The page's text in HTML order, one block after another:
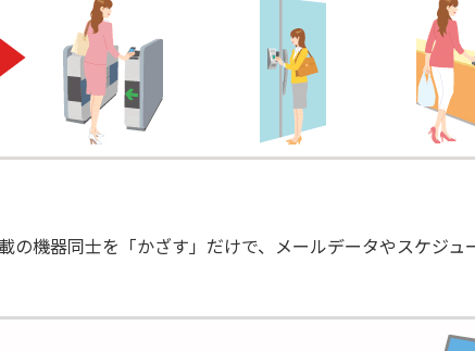
の機器同士を「かざす」だけで、メールデータやスケジ